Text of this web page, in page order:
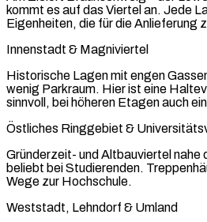
kommt es auf das Viertel an. Jede
Eigenheiten, die für die Anlieferung
Innenstadt & Magniviertel
Historische Lagen mit engen
wenig Parkraum. Hier ist eine
sinnvoll, bei höheren Etagen auch
Östliches Ringgebiet &
Gründerzeit- und Altbauviertel nahe
beliebt bei Studierenden.
Wege zur Hochschule.
Weststadt, Lehndorf & Umland